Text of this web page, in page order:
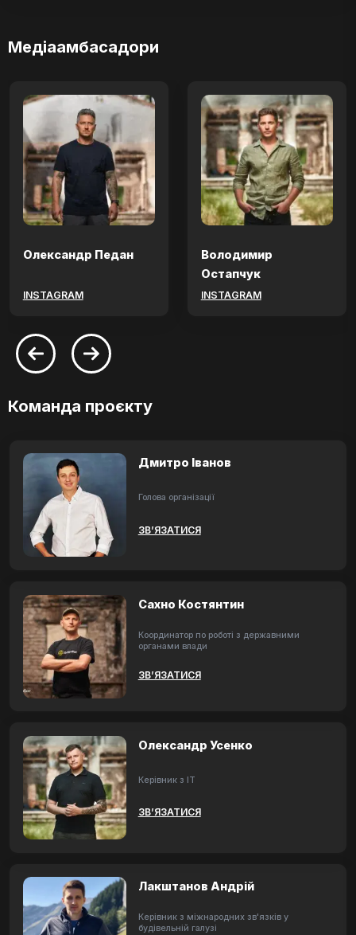
Медіаамбасадори
Олександр Педан
INSTAGRAM
Володимир
Остапчук
INSTAGRAM
Команда проєкту
Дмитро Іванов
Голова організації
ЗВ’ЯЗАТИСЯ
Сахно Костянтин
Координатор по роботі з державними
органами влади
ЗВ’ЯЗАТИСЯ
Олександр Усенко
Керівник з ІТ
ЗВ’ЯЗАТИСЯ
Лакштанов Андрій
Керівник з міжнародних зв'язків у
будівельній галузі